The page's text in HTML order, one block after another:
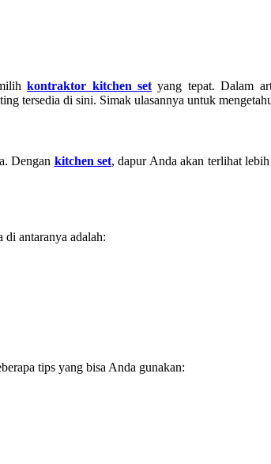
kontraktor kitchen set yang tepat. Dalam
tersedia di sini. Simak ulasannya untuk
Dengan kitchen set, dapur Anda akan terlihat
antaranya adalah:
tips yang bisa Anda gunakan: